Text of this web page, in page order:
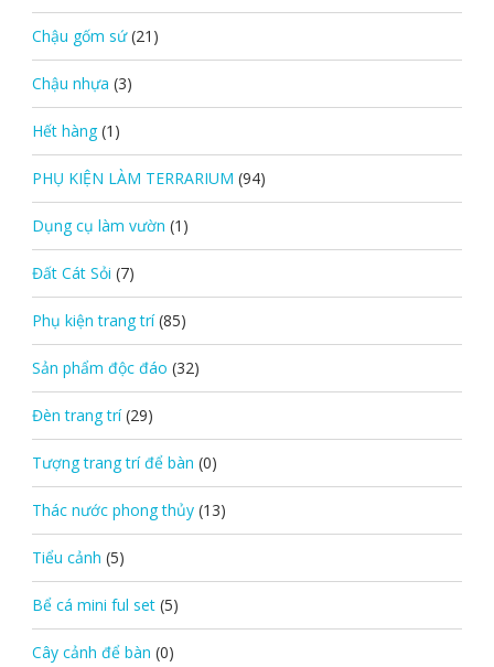
Chậu gốm sứ (21)
Chậu nhựa (3)
Hết hàng (1)
PHỤ KIỆN LÀM TERRARIUM (94)
Dụng cụ làm vườn (1)
Đất Cát Sỏi (7)
Phụ kiện trang trí (85)
Sản phẩm độc đáo (32)
Đèn trang trí (29)
Tượng trang trí để bàn (0)
Thác nước phong thủy (13)
Tiểu cảnh (5)
Bể cá mini ful set (5)
Cây cảnh để bàn (0)